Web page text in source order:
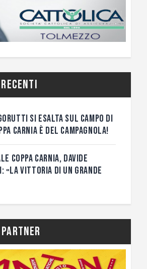
SI ESALTA SUL CAMPO DI
CARNIA È DEL CAMPAGNOLA!
COPPA CARNIA, DAVIDE
«LA VITTORIA DI UN GRANDE
Partner